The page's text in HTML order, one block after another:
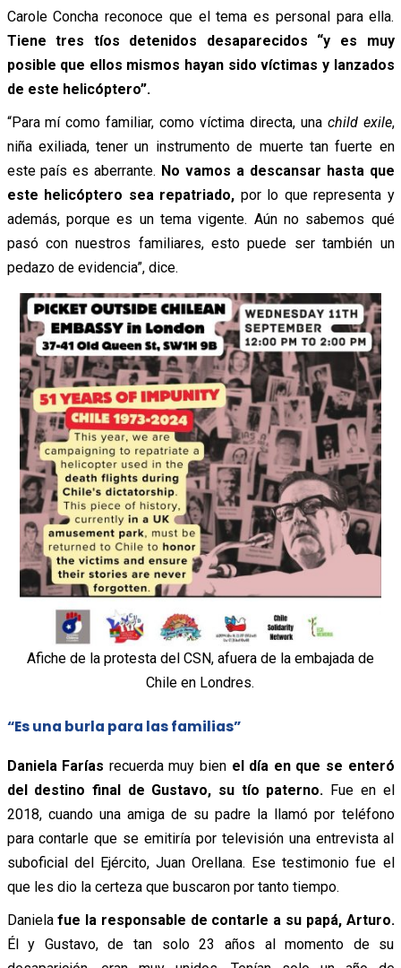
Carole Concha reconoce que el tema es personal para ella.
Tiene tres tíos detenidos desaparecidos “y es muy
posible que ellos mismos hayan sido víctimas y lanzados
de este helicóptero”.
“Para mí como familiar, como víctima directa, unachild exile,
niña exiliada, tener un instrumento de muerte tan fuerte en
este país es aberrante. No vamos a descansar hasta que
este helicóptero sea repatriado, por lo que representa y
además, porque es un tema vigente. Aún no sabemos qué
pasó con nuestros familiares, esto puede ser también un
pedazo de evidencia”, dice.
Afiche de la protesta del CSN, afuera de la embajada de
Chile en Londres.
“Es una burla para las familias”
Daniela Farías recuerda muy bien el día en que se enteró
del destino final de Gustavo, su tío paterno. Fue en el
2018, cuando una amiga de su padre la llamó por teléfono
para contarle que se emitiría por televisión una entrevista al
suboficial del Ejército, Juan Orellana. Ese testimonio fue el
que les dio la certeza que buscaron por tanto tiempo.
Danielafue la responsable de contarle a su papá, Arturo.
Él y Gustavo, de tan solo 23 años al momento de su